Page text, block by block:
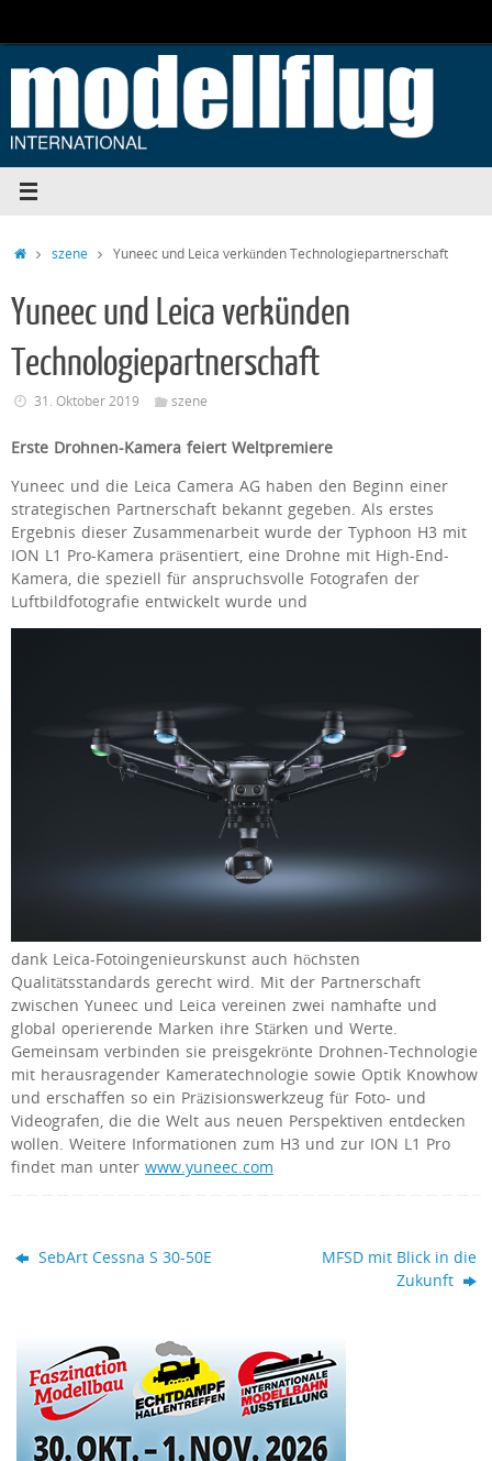
Startszene Yuneec und Leica verkünden Technologiepartnerschaft
Yuneec und Leica verkünden
Technologiepartnerschaft
31. Oktober 2019 szene
Erste Drohnen-Kamera feiert Weltpremiere
Yuneec und die Leica Camera AG haben den Beginn einer
strategischen Partnerschaft bekannt gegeben. Als erstes
Ergebnis dieser Zusammenarbeit wurde der Typhoon H3 mit
ION L1 Pro-Kamera präsentiert, eine Drohne mit High-End-
Kamera, die speziell für anspruchsvolle Fotografen der
Luftbildfotografie entwickelt wurde und
dank Leica-Fotoingenieurskunst auch höchsten
Qualitätsstandards gerecht wird. Mit der Partnerschaft
zwischen Yuneec und Leica vereinen zwei namhafte und
global operierende Marken ihre Stärken und Werte.
Gemeinsam verbinden sie preisgekrönte Drohnen-Technologie
mit herausragender Kameratechnologie sowie Optik Knowhow
und erschaffen so ein Präzisionswerkzeug für Foto- und
Videografen, die die Welt aus neuen Perspektiven entdecken
wollen. Weitere Informationen zum H3 und zur ION L1 Pro
findet man unter www.yuneec.com
SebArt Cessna S 30-50E
MFSD mit Blick in die
Zukunft